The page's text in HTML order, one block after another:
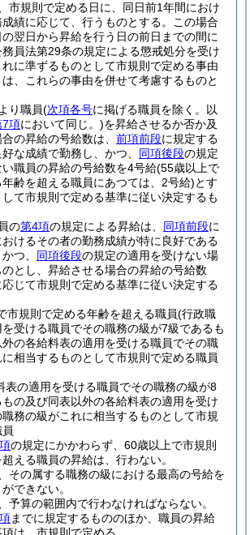
市規則で定める日に、同日前1年間におけ
績に応じて、行うものとする。
この場合
翌日から昇給を行う日の前日までの間に
員法第29条の規定による懲戒処分を受け
に準ずるものとして市規則で定める事由
、これらの事由を併せて考慮するものと
り職員(次項各号に掲げる職員を除く。以
7項において同じ。)を昇給させるか否か及
の昇給の号給数は、 前項前段に規定する
な成績で勤務し、かつ、 同項後段の規定
職員の昇給の号給数を4号給(55歳以上で
齢を超える職員にあつては、2号給)とす
て市規則で定める基準に従い決定するも
の第4項の規定による昇給は、 同項前段に
けるその者の勤務成績が特に良好である
つ、 同項後段の規定の適用を受けない場
とし、昇給させる場合の昇給の号給数
じて市規則で定める基準に従い決定する
市規則で定める年齢を超える職員(行政職
受ける職員でその職務の級が7級であるも
の各給料表の適用を受ける職員でその職
相当するものとして市規則で定める職員
表の適用を受ける職員でその職務の級が8
の及び同表以外の各給料表の適用を受け
務の級がこれに相当するものとして市規
の規定にかかわらず、60歳以上で市規則
える職員の昇給は、行わない。
その属する職務の級における最高の号給を
できない。
予算の範囲内で行わなければならない。
までに規定するもののほか、職員の昇給